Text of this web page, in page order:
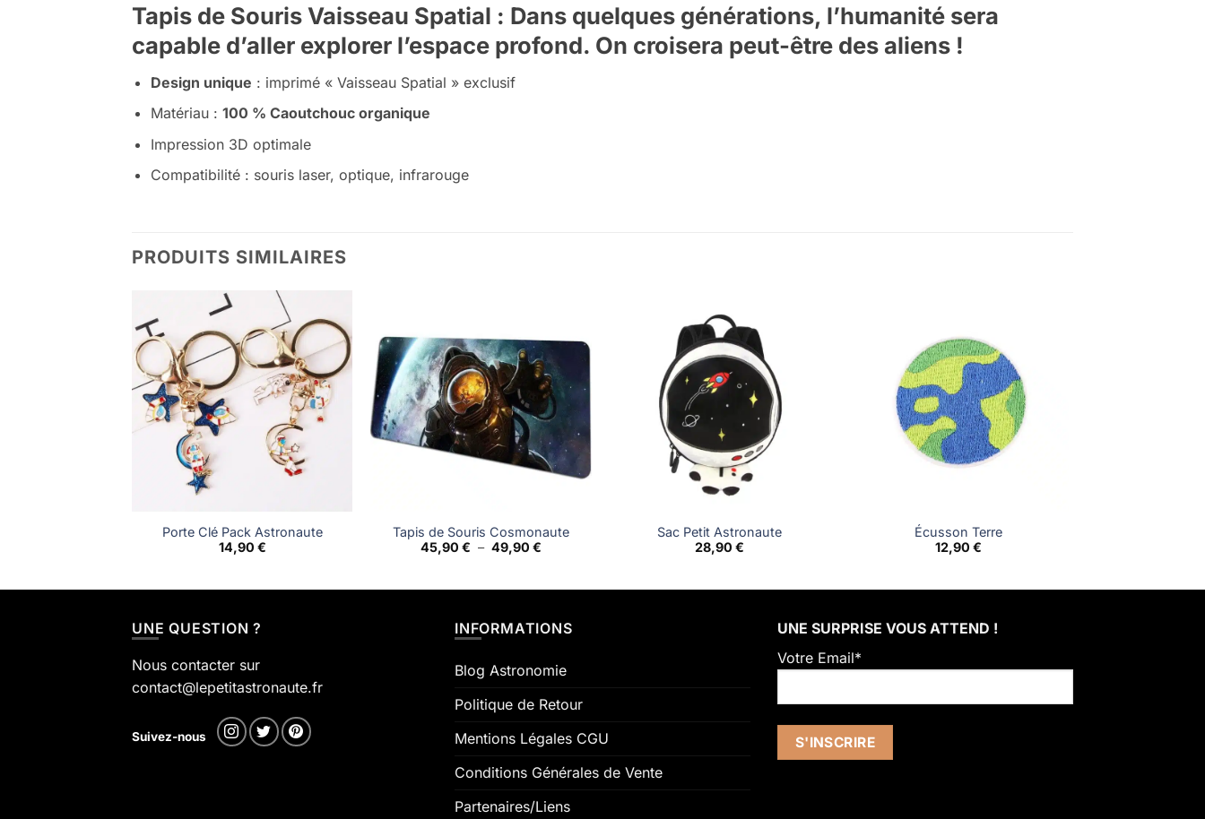
Tapis de Souris Vaisseau Spatial : Dans quelques générations, l’humanité sera
capable d’aller explorer l’espace profond. On croisera peut-être des aliens !
Design unique : imprimé « Vaisseau Spatial » exclusif
Matériau : 100 % Caoutchouc organique
Impression 3D optimale
Compatibilité : souris laser, optique, infrarouge
PRODUITS SIMILAIRES
Porte Clé Pack Astronaute
14,90 €
Tapis de Souris Cosmonaute
45,90 € – 49,90 €Plage
Sac Petit Astronaute
28,90€
Écusson Terre
12,90 €
UNE QUESTION ?
Nous contacter sur
contact@lepetitastronaute.fr
Suivez-nous
INFORMATIONS
Blog Astronomie
Politique de Retour
Mentions Légales CGU
Conditions Générales de Vente
Partenaires/Liens
UNE SURPRISE VOUS ATTEND !
Votre Email*